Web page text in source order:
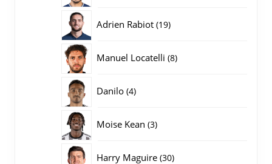
Adrien Rabiot 1919
Manuel Locatelli 88
Danilo 44
Moise Kean 33
Harry Maguire 3030